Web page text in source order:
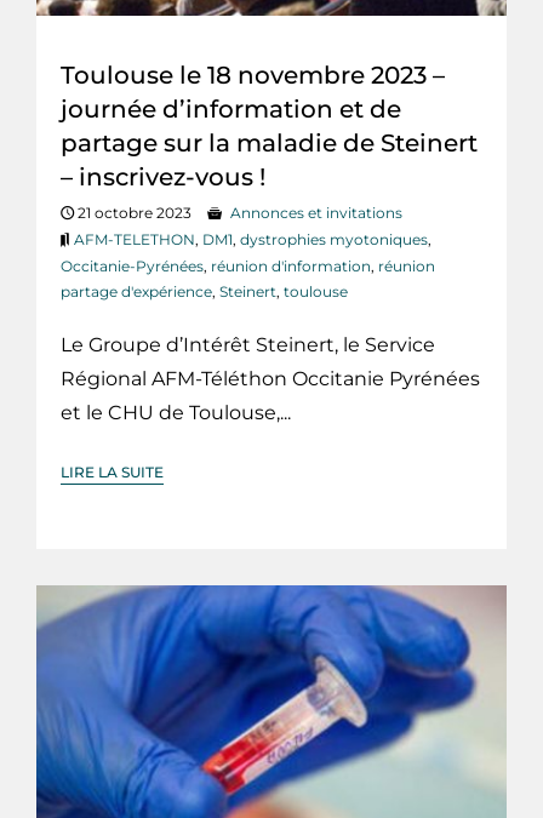
Toulouse le 18 novembre 2023 –
journée d’information et de
partage sur la maladie de Steinert
– inscrivez-vous !
21 octobre 2023
Annonces et invitations
AFM-TELETHON, DM1, dystrophies myotoniques,
Occitanie-Pyrénées, réunion d'information, réunion
partage d'expérience, Steinert, toulouse
Le Groupe d’Intérêt Steinert, le Service
Régional AFM-Téléthon Occitanie Pyrénées
et le CHU de Toulouse,...
LIRE LA SUITE